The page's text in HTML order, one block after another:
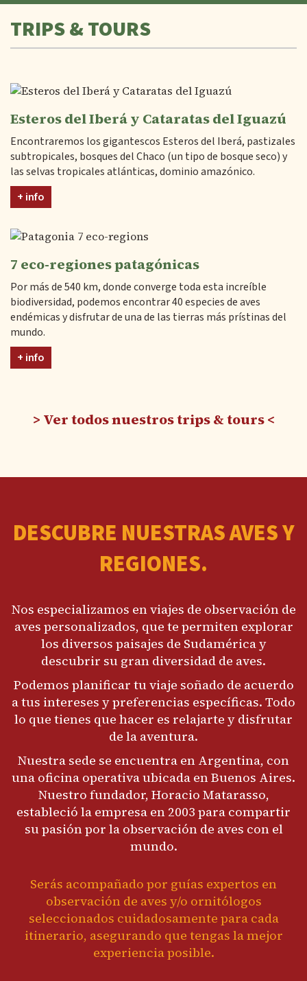
TRIPS & TOURS
Esteros del Iberá y Cataratas del Iguazú
Encontraremos los gigantescos Esteros del Iberá, pastizales
subtropicales, bosques del Chaco (un tipo de bosque seco) y
las selvas tropicales atlánticas, dominio amazónico.
+ info
7 eco-regiones patagónicas
Por más de 540 km, donde converge toda esta increíble
biodiversidad, podemos encontrar 40 especies de aves
endémicas y disfrutar de una de las tierras más prístinas del
mundo.
+ info
Ver todos nuestros trips & tours
DESCUBRE NUESTRAS AVES Y
REGIONES.
Nos especializamos en viajes de observación de
aves personalizados, que te permiten explorar
los diversos paisajes de Sudamérica y
descubrir su gran diversidad de aves.
Podemos planificar tu viaje soñado de acuerdo
a tus intereses y preferencias específicas. Todo
lo que tienes que hacer es relajarte y disfrutar
de la aventura.
Nuestra sede se encuentra en Argentina, con
una oficina operativa ubicada en Buenos Aires.
Nuestro fundador, Horacio Matarasso,
estableció la empresa en 2003 para compartir
su pasión por la observación de aves con el
mundo.
Serás acompañado por guías expertos en
observación de aves y/o ornitólogos
seleccionados cuidadosamente para cada
itinerario, asegurando que tengas la mejor
experiencia posible.